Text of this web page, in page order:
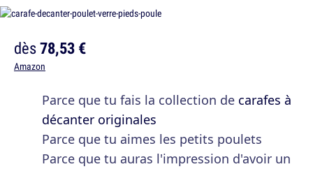
dès78,53 €
Amazon
Parce que tu fais la collection de carafes à
décanter originales
Parce que tu aimes les petits poulets
Parce que tu auras l'impression d'avoir un